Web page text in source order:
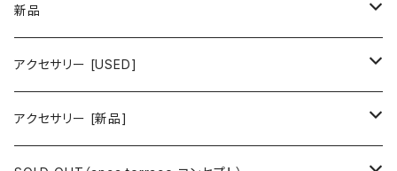
ワンピース/ドレス
ワンピース
ミニワンピース
トップス
シャツ・ブラウス
ニット
ボトムス
新品
ワンピース/ドレス
ワンピース
ミニワンピース
トップス
アクセサリー [USED]
ピアス
アクセサリー [新品]